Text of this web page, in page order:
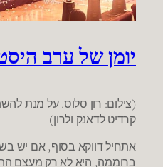
יומן של ערב
(צילום: רון סלוס. על מנת
קרדיט לדאנק ולרון)
אתחיל דווקא בסוף, אם יש
ברוממה, היא לא רק מעצם